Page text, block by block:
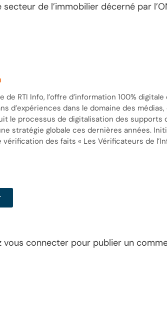
de l’immobilier décerné par
RTI Info, l’offre d’information 100%
d’expériences dans le domaine des
le processus de digitalisation des supports
stratégie globale ces dernières années.
des faits « Les Vérificateurs de
vous connecter pour publier un